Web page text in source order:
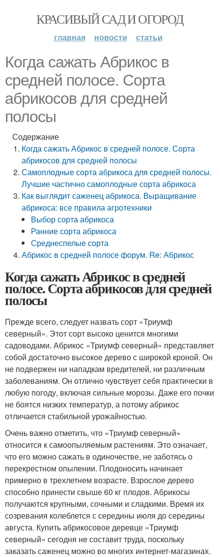
КРАСИВЫЙ САД И ОГОРОД
главная новости статьи
Когда сажать Абрикос в
средней полосе. Сорта
абрикосов для средней
полосы
Содержание
Когда сажать Абрикос в средней полосе. Сорта
абрикосов для средней полосы
Самоплодные сорта абрикоса для средней полосы.
Лучшие частично самоплодные сорта абрикоса
Как выглядит саженец абрикоса. Выращивание
абрикоса: все правила агротехники
Выбор сорта абрикоса
Ранние сорта абрикоса
Среднеспелые сорта
Абрикос в средней полосе форум. Re: Абрикос
Когда сажать Абрикос в средней
полосе. Сорта абрикосов для средней
полосы
Прежде всего, следует назвать сорт «Триумф
северный». Этот сорт высоко ценится многими
садоводами. Абрикос «Триумф северный» представляет
собой достаточно высокое дерево с широкой кроной. Он
не подвержен ни нападкам вредителей, ни различным
заболеваниям. Он отлично чувствует себя практически в
любую погоду, включая сильные морозы. Даже его почки
не боятся низких температур, а потому абрикос
отличается стабильной урожайностью.
Очень важно отметить, что «Триумф северный»
относится к самоопыляемым растениям. Это означает,
что его можно сажать в одиночестве, не заботясь о
перекрестном опылении. Плодоносить начинает
примерно в трехлетнем возрасте. Взрослое дерево
способно принести свыше 60 кг плодов. Абрикосы
получаются крупными, сочными и сладкими. Время их
созревания колеблется с середины июля до середины
августа. Купить абрикосовое деревце «Триумф
северный» сегодня не составит труда, поскольку
заказать саженец можно во многих интернет-магазинах.